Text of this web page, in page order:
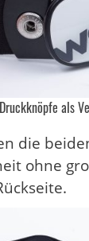
als
die
ohne